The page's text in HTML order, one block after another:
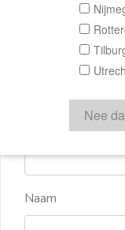
Door een bericht
aanbieder of
Naam
Nee